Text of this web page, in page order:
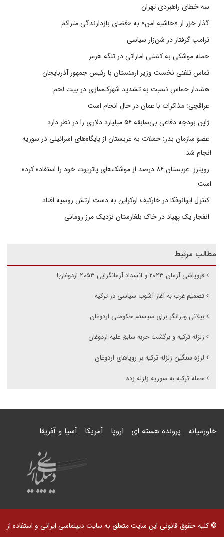
سه خطای راهبردی تهران
گذار خزر از «حاشیه امن» به «فضای بازدارندگی متراکم
ترامپ گرفتار در شن‌زار سیاسی
حمله موشکی به کشتی اماراتی در تنگه هرمز
تماس تلفنی نخست وزیر ارمنستان با رئیس جمهور آذربایجان
هشدار حماس نسبت به تشدید شهرک‌سازی در بیت‌ لحم
عراقچی: مذاکرات با عمان در حال انجام است
ژاپن بودجه دفاعی بی‌سابقه ۵۶ میلیارد دلاری را در نظر دارد
عضو سازمان بدر: حملات به عربستان از پایگاه‌های اسرائیلی در سوریه
انجام شد
رویترز: عربستان ۸۶ درصد از موشک‌های پاتریوت خود را استفاده کرده
است
کنترل ایوانوفکا در خارکیف اوکراین به دست ارتش روسیه افتاد
انفجار یک پهپاد در خاک بلغارستان نزدیک مرز رومانی
مطالب مرتبط
فروپاشی آرمان ۲۰۲۳ و انسداد آرمانگرایی ۲۰۵۳ اردوغان!
تصمیم غرب به آغاز آشوب سیاسی در ترکیه
بیلانی ویرانگر برای سیستم حکومتی اردوغان
زلزله ترکیه و برگشت حربه سابق علیه اردوغان
لرزه سنگین زلزله ترکیه بر رویاهای اردوغان
حمله ترکیه به سوریه زلزله زده
خاورمیانه پرونده هسته ای اروپا آمریکا آسیا و آفریقا
© کلیه حقوق قانونی این سایت متعلق به سایت دیپلماسی ایرانی و استفاده از